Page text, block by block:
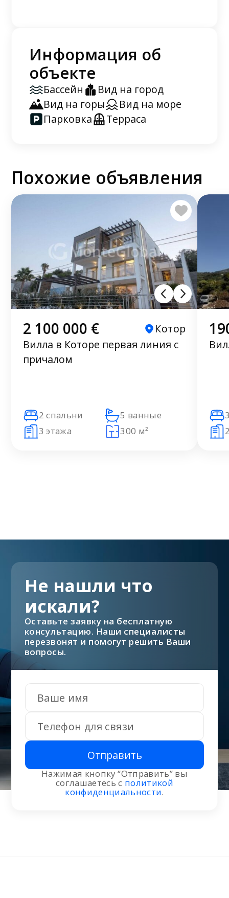
Информация об
объекте
Бассейн
Вид на город
Вид на горы
Вид на море
Парковка
Терраса
Похожие объявления
2 100 000 €
Котор
Вилла в Которе первая линия с
причалом
2 спальни
5 ванные
3 этажа
300 м²
Отправить
Нажимая кнопку “Отправить” вы
соглашаетесь с политикой
конфиденциальности.
Не нашли что
искали?
Оставьте заявку на бесплатную
консультацию. Наши специалисты
перезвонят и помогут решить Ваши
вопросы.